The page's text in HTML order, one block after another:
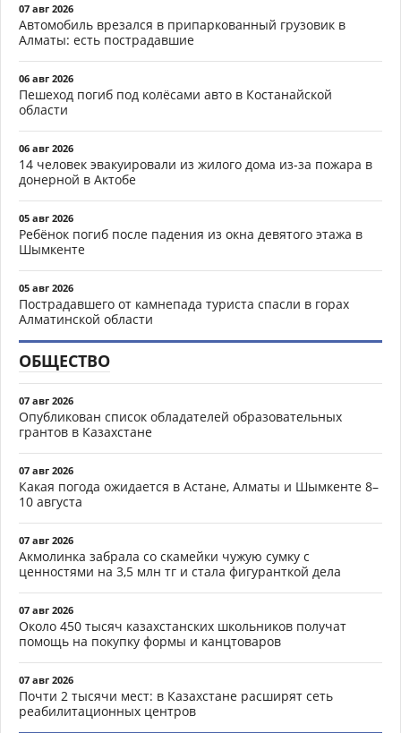
07 авг 2026
Автомобиль врезался в припаркованный грузовик в
Алматы: есть пострадавшие
06 авг 2026
Пешеход погиб под колёсами авто в Костанайской
области
06 авг 2026
14 человек эвакуировали из жилого дома из-за пожара в
донерной в Актобе
05 авг 2026
Ребёнок погиб после падения из окна девятого этажа в
Шымкенте
05 авг 2026
Пострадавшего от камнепада туриста спасли в горах
Алматинской области
ОБЩЕСТВО
07 авг 2026
Опубликован список обладателей образовательных
грантов в Казахстане
07 авг 2026
Какая погода ожидается в Астане, Алматы и Шымкенте 8–
10 августа
07 авг 2026
Акмолинка забрала со скамейки чужую сумку с
ценностями на 3,5 млн тг и стала фигуранткой дела
07 авг 2026
Около 450 тысяч казахстанских школьников получат
помощь на покупку формы и канцтоваров
07 авг 2026
Почти 2 тысячи мест: в Казахстане расширят сеть
реабилитационных центров